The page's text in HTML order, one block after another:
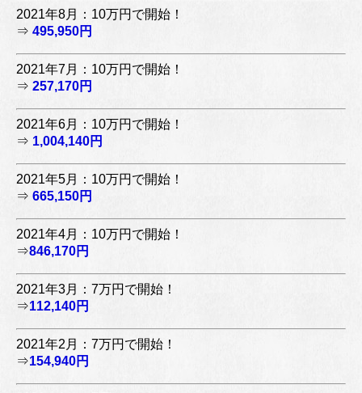
2021年8月：10万円で開始！
⇒ 495,950円
2021年7月：10万円で開始！
⇒ 257,170円
2021年6月：10万円で開始！
⇒ 1,004,140円
2021年5月：10万円で開始！
⇒ 665,150円
2021年4月：10万円で開始！
⇒846,170円
2021年3月：7万円で開始！
⇒112,140円
2021年2月：7万円で開始！
⇒154,940円